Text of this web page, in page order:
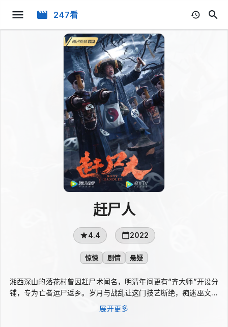
247看
赶尸人
4.4 2022
惊悚 剧情 悬疑
湘西深山的落花村曾因赶尸术闻名，明清年间更有“齐大师”开设分
铺，专为亡者运尸返乡。岁月与战乱让这门技艺断绝，痴迷巫文化
的秦教授带学生来到村中考察，却撞上灵堂尸身躯干离奇消失等怪
事。随着调查深入，频发的灵异传闻牵出人性欲望与旧日秘密，扰
展开更多